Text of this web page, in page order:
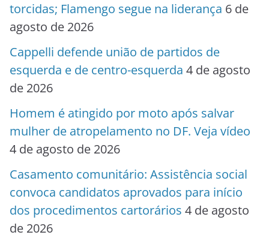
torcidas; Flamengo segue na liderança 6 de
agosto de 2026
Cappelli defende união de partidos de
esquerda e de centro-esquerda 4 de agosto
de 2026
Homem é atingido por moto após salvar
mulher de atropelamento no DF. Veja vídeo
4 de agosto de 2026
Casamento comunitário: Assistência social
convoca candidatos aprovados para início
dos procedimentos cartorários 4 de agosto
de 2026